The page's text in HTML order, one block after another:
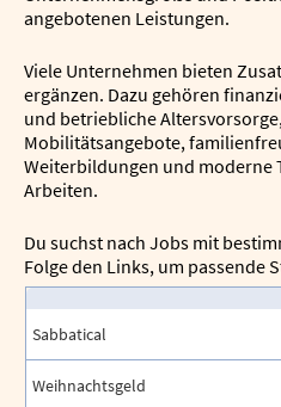
angebotenen Leistungen.
Viele Unternehmen bieten
ergänzen. Dazu gehören
und betriebliche
Mobilitätsangebote,
Weiterbildungen und moderne
Arbeiten.
Du suchst nach Jobs mit
Folge den Links, um passende
Sabbatical
Weihnachtsgeld